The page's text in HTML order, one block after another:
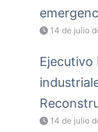
14 de julio
Ejecutivo
14 de julio